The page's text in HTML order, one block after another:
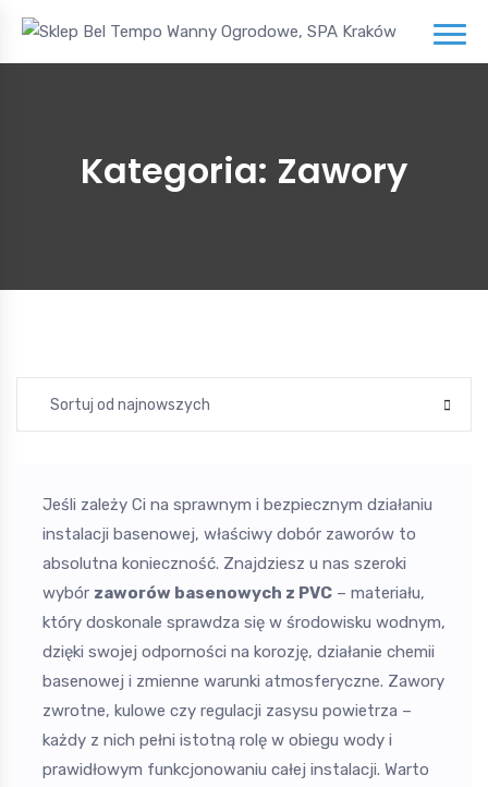
Kategoria: Zawory
Sortuj od najnowszych
Jeśli zależy Ci na sprawnym i bezpiecznym działaniu
instalacji basenowej, właściwy dobór zaworów to
absolutna konieczność. Znajdziesz u nas szeroki
wybór zaworów basenowych z PVC – materiału,
który doskonale sprawdza się w środowisku wodnym,
dzięki swojej odporności na korozję, działanie chemii
basenowej i zmienne warunki atmosferyczne. Zawory
zwrotne, kulowe czy regulacji zasysu powietrza –
każdy z nich pełni istotną rolę w obiegu wody i
prawidłowym funkcjonowaniu całej instalacji. Warto